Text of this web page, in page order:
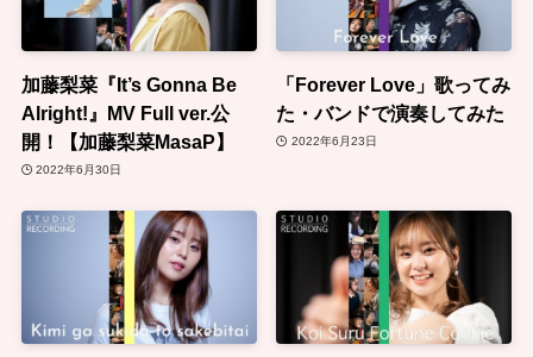
加藤梨菜『It’s Gonna Be
Alright!』MV Full ver.公
開！【加藤梨菜MasaP】
2022年6月30日
「Forever Love」歌ってみ
た・バンドで演奏してみた
2022年6月23日